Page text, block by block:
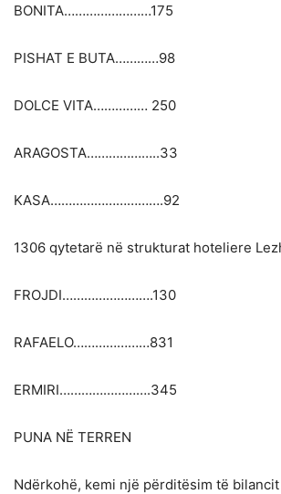
BONITA……………………175
PISHAT E BUTA…………98
DOLCE VITA…………… 250
ARAGOSTA………………..33
KASA………………………….92
1306 qytetarë në strukturat hoteliere
FROJDI…………………….130
RAFAELO…………………831
ERMIRI…………………….345
PUNA NË TERREN
Ndërkohë, kemi një përditësim të